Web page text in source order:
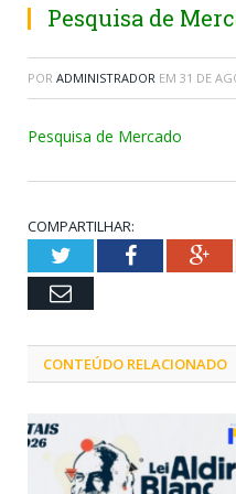
Pesquisa de
POR ADMINISTRADOR EM 31 DE
Pesquisa de Mercado
COMPARTILHAR:
TwitterFacebook
Email
CONTEÚDO RELACIONADO